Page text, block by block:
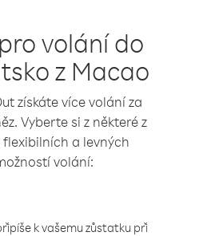
volání do
z Macao
získáte více volání za
Vyberte si z některé z
a levných
volání:
k vašemu zůstatku při